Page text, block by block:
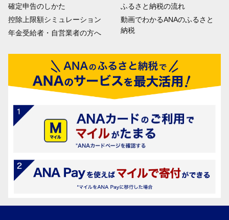
確定申告のしかた
控除上限額シミュレーション
年金受給者・自営業者の方へ
ふるさと納税の流れ
動画でわかるANAのふるさと
納税